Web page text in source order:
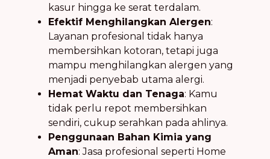
kasur hingga ke serat terdalam.
Efektif Menghilangkan Alergen:
Layanan profesional tidak hanya
membersihkan kotoran, tetapi juga
mampu menghilangkan alergen yang
menjadi penyebab utama alergi.
Hemat Waktu dan Tenaga: Kamu
tidak perlu repot membersihkan
sendiri, cukup serahkan pada ahlinya.
Penggunaan Bahan Kimia yang
Aman: Jasa profesional seperti Home